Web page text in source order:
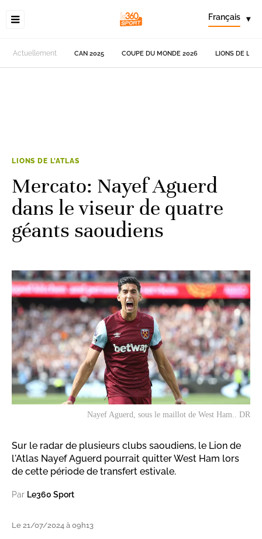
Français ▾
Actuellement CAN 2025 COUPE DU MONDE 2026 LIONS DE
LIONS DE L'ATLAS
Mercato: Nayef Aguerd
dans le viseur de quatre
géants saoudiens
Nayef Aguerd, sous le maillot de West Ham.. DR
Sur le radar de plusieurs clubs saoudiens, le Lion de
l'Atlas Nayef Aguerd pourrait quitter West Ham lors
de cette période de transfert estivale.
Par Le360 Sport
Le 21/07/2024 à 09h13